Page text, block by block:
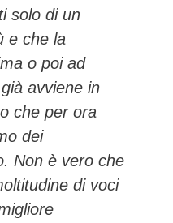
solo di un
e che la
o poi ad
avviene in
che per ora
dei
Non è vero che
di voci